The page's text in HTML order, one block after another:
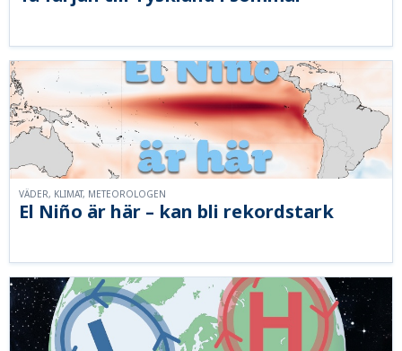
El Niño är här – kan bli rekordstark
VÄDER, KLIMAT, METEOROLOGEN